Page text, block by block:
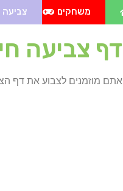
משחקים צביעה
דף צביעה
אתם מוזמנים לצבוע את דף